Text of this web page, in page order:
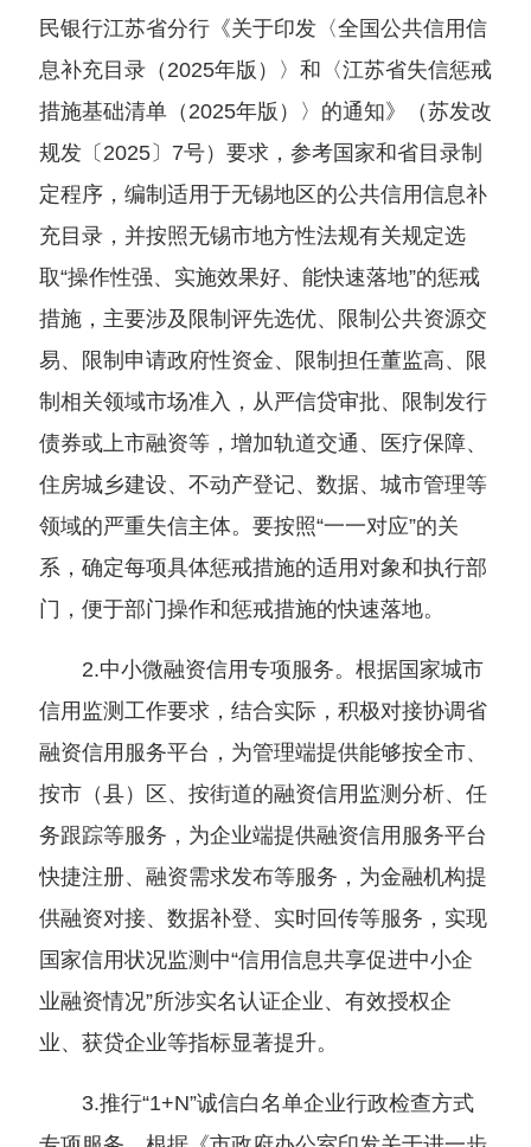
民银行江苏省分行《关于印发〈全国公共信用信
息补充目录（2025年版）〉和〈江苏省失信惩戒
措施基础清单（2025年版）〉的通知》（苏发改
规发〔2025〕7号）要求，参考国家和省目录制
定程序，编制适用于无锡地区的公共信用信息补
充目录，并按照无锡市地方性法规有关规定选
取“操作性强、实施效果好、能快速落地”的惩戒
措施，主要涉及限制评先选优、限制公共资源交
易、限制申请政府性资金、限制担任董监高、限
制相关领域市场准入，从严信贷审批、限制发行
债券或上市融资等，增加轨道交通、医疗保障、
住房城乡建设、不动产登记、数据、城市管理等
领域的严重失信主体。要按照“一一对应”的关
系，确定每项具体惩戒措施的适用对象和执行部
门，便于部门操作和惩戒措施的快速落地。
2.中小微融资信用专项服务。根据国家城市
信用监测工作要求，结合实际，积极对接协调省
融资信用服务平台，为管理端提供能够按全市、
按市（县）区、按街道的融资信用监测分析、任
务跟踪等服务，为企业端提供融资信用服务平台
快捷注册、融资需求发布等服务，为金融机构提
供融资对接、数据补登、实时回传等服务，实现
国家信用状况监测中“信用信息共享促进中小企
业融资情况”所涉实名认证企业、有效授权企
业、获贷企业等指标显著提升。
3.推行“1+N”诚信白名单企业行政检查方式